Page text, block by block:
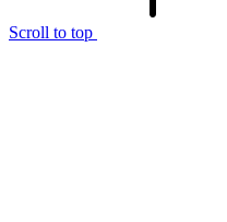
Scroll to top